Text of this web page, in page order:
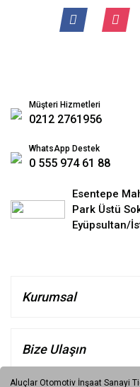
Aluçlar Otomotiv İnşaat Sanayi
Müşteri Hizmetleri
0212 2761956
WhatsApp Destek
0 555 974 61 88
Esentepe
Park Üstü
Eyüpsultan/
Kurumsal
Bize Ulaşın